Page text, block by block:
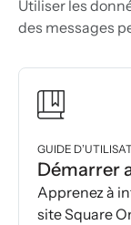
Utiliser les
des messages
GUIDE
Démarrer
Apprenez à
site Square